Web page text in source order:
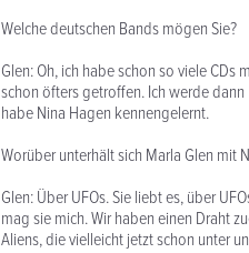
Welche deutschen Bands mögen Sie?
Glen: Oh, ich habe schon so viele
schon öfters getroffen. Ich werde
habe Nina Hagen kennengelernt.
Worüber unterhält sich Marla Glen mit
Glen: Über UFOs. Sie liebt es, über
mag sie mich. Wir haben einen Draht
Aliens, die vielleicht jetzt schon unter